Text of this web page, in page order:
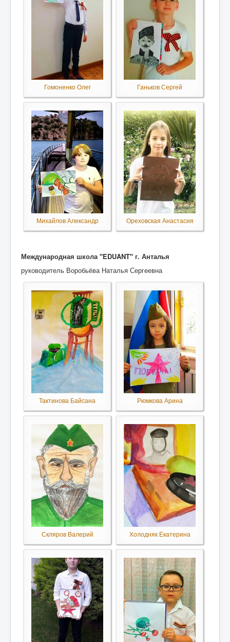
Гомоненко Олег Ганьков Сергей
Михайлов Александр Ореховская Анастасия
Международная школа "EDUANT" г. Анталья
руководитель Воробьёва Наталья Сергеевна
Тактинова Байсана Рюмкова Арина
Скляров Валерий Холодняк Екатерина